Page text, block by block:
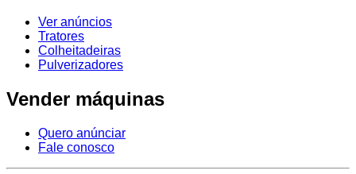
Ver anúncios
Tratores
Colheitadeiras
Pulverizadores
Vender máquinas
Quero anúnciar
Fale conosco